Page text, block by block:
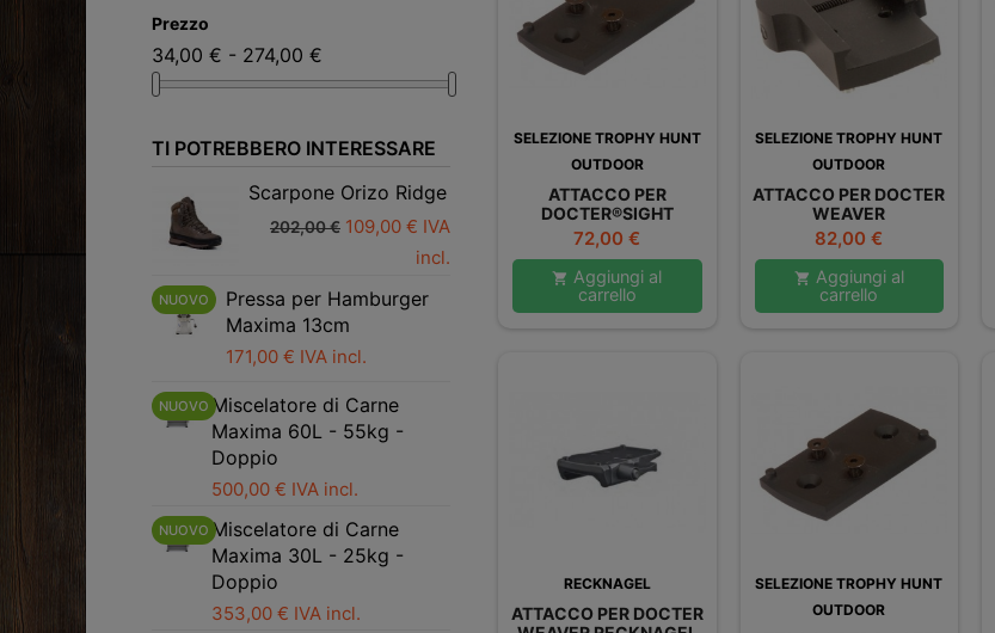
Prezzo
34,00 € - 274,00 €
TI POTREBBERO INTERESSARE
Scarpone Orizo Ridge
202,00 € 109,00 € IVA
incl.
NUOVO
Pressa per Hamburger
Maxima 13cm
171,00 € IVA incl.
NUOVO Miscelatore di Carne
Maxima 60L - 55kg -
Doppio
500,00 € IVA incl.
NUOVO Miscelatore di Carne
Maxima 30L - 25kg -
Doppio
353,00 € IVA incl.
SELEZIONE TROPHY HUNT
OUTDOOR
ATTACCO PER
DOCTER®SIGHT
NEUTRAL
Prezzo
72,00 €
 Aggiungi al
carrello
SELEZIONE TROPHY HUNT
OUTDOOR
ATTACCO PER DOCTER
WEAVER
Prezzo
82,00 €
 Aggiungi al
carrello
RECKNAGEL
ATTACCO PER DOCTER
SELEZIONE TROPHY HUNT
OUTDOOR